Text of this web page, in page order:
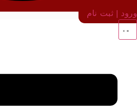
ورود | ثبت نام